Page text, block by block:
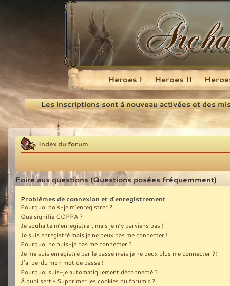
Recherche
Heroes I Heroes II
Les inscriptions sont à nouveau activées et des
Index du forum
Foire aux questions (Questions posées fréquemment)
Problèmes de connexion et d’enregistrement
Pourquoi dois-je m’enregistrer ?
Que signifie COPPA ?
Je souhaite m’enregistrer, mais je n’y parviens pas !
Je suis enregistré mais je ne peux pas me connecter !
Pourquoi ne puis-je pas me connecter ?
Je me suis enregistré par le passé mais je ne peux plus me connecter ?!
J’ai perdu mon mot de passe !
Pourquoi suis-je automatiquement déconnecté ?
À quoi sert « Supprimer les cookies du forum » ?